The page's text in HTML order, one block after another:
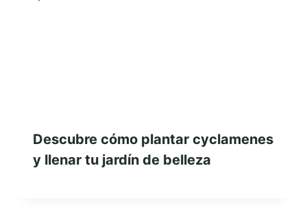
Descubre cómo plantar cyclamenes
y llenar tu jardín de belleza